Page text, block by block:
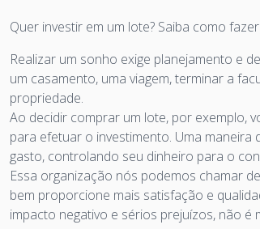
Quer investir em um lote? Saiba como
Realizar um sonho exige planejamento e
um casamento, uma viagem, terminar a
propriedade.
Ao decidir comprar um lote, por exemplo,
para efetuar o investimento. Uma
gasto, controlando seu dinheiro para o
Essa organização nós podemos chamar
bem proporcione mais satisfação e
impacto negativo e sérios prejuízos, não é